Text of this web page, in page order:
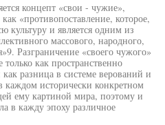
концепт «свои - чужие»,
«противопоставление, которое,
культуру и является одним из
массового, народного,
Разграничение «своего чужого»
как пространственно
разница в системе верований и
исторически конкретном
ему картиной мира, поэтому и
в кажду эпоху различное